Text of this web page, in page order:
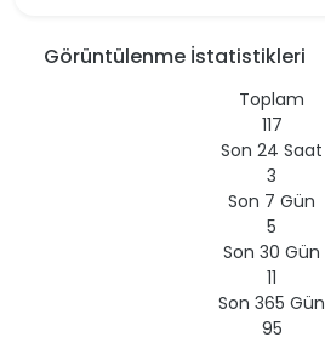
Görüntülenme İstatistikleri
Toplam
117
Son 24 Saat
3
Son 7 Gün
5
Son 30 Gün
11
Son 365 Gün
95